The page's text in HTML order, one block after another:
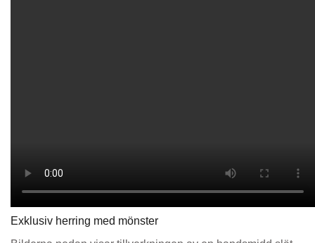
Exklusiv herring med mönster